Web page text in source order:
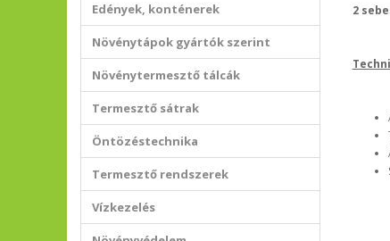
Edények, konténerek
Növénytápok gyártók szerint
Növénytermesztő tálcák
Termesztő sátrak
Öntözéstechnika
Termesztő rendszerek
Vízkezelés
2